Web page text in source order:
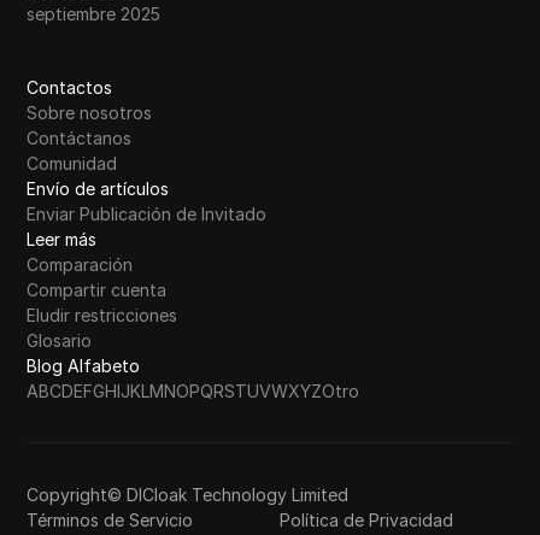
septiembre 2025
Contactos
Sobre nosotros
Contáctanos
Comunidad
Envío de artículos
Enviar Publicación de Invitado
Leer más
Comparación
Compartir cuenta
Eludir restricciones
Glosario
Blog Alfabeto
ABCDEFGHIJKLMNOPQRSTUVWXYZOtro
Copyright© DICloak Technology Limited
Términos de Servicio
Política de Privacidad